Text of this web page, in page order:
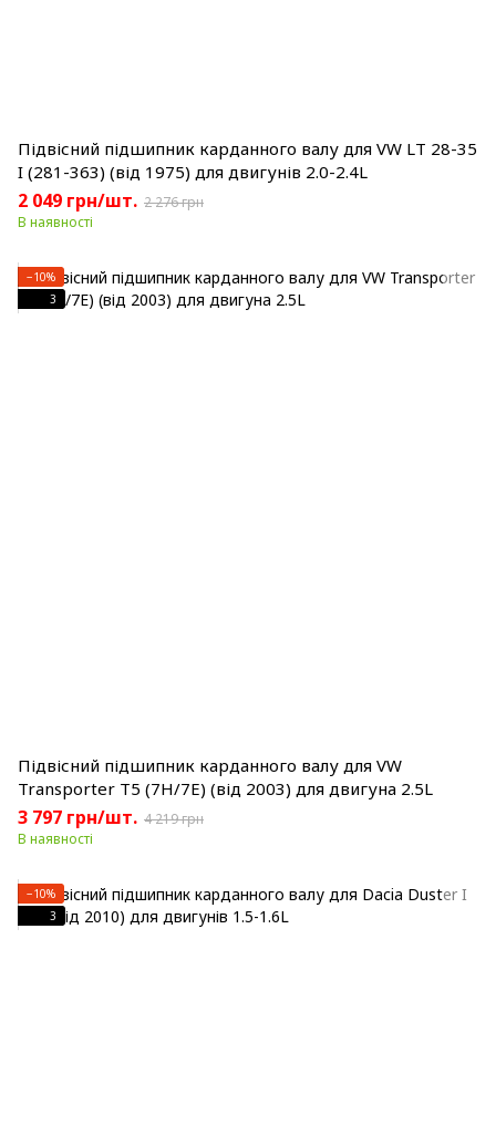
Підвісний підшипник карданного валу для VW LT 28-35
I (281-363) (від 1975) для двигунів 2.0-2.4L
2 049 грн/шт. 2 276 грн
В наявності
−10%
3
Підвісний підшипник карданного валу для VW
Transporter T5 (7H/7E) (від 2003) для двигуна 2.5L
3 797 грн/шт. 4 219 грн
В наявності
−10%
3